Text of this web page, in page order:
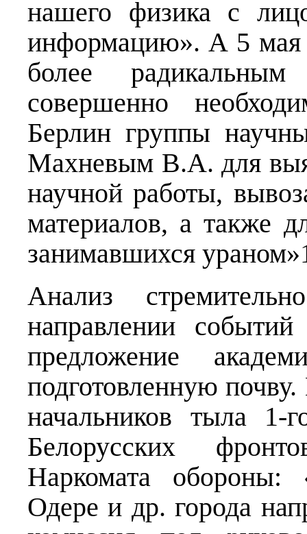
нашего физика с
информацию». А 5 мая
более
совершенно
Берлин группы
Махневым В.А. для
научной работы,
материалов, а также
занимавшихся
Анализ
направлении
предложение
подготовленную
начальников тыла 1-
Белорусских
Наркомата
Одере и др. города